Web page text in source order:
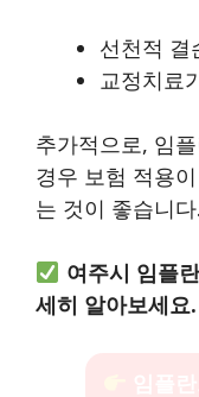
선천적 결
교정치료
추가적으로, 임
경우 보험 적용
는 것이 좋습니다.
여주시 임플
세히 알아보세요.